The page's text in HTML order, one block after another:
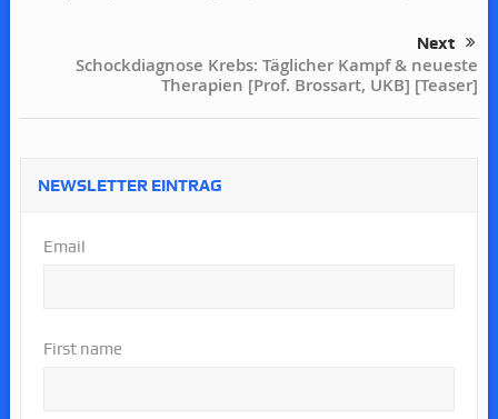
Next
Schockdiagnose Krebs: Täglicher Kampf & neueste
Therapien [Prof. Brossart, UKB] [Teaser]
NEWSLETTER EINTRAG
Email
First name